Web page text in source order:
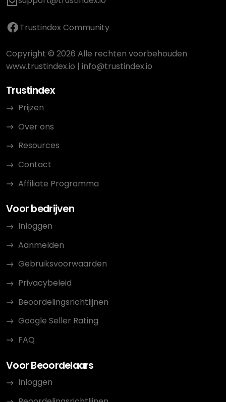
Trustindex Community
Copyright © 2026 Alle rechten voorbehouden
www.trustindex.io | info@trustindex.io
Trustindex
Prijzen
Over ons
Resources
Contact
Affiliate Programma
Voor bedrijven
Inloggen
Aanmelden
Gebruiksvoorwaarden
Privacybeleid
Beoordelingsrichtlijnen
Google Seller Rating
FAQ
Voor Beoordelaars
Inloggen